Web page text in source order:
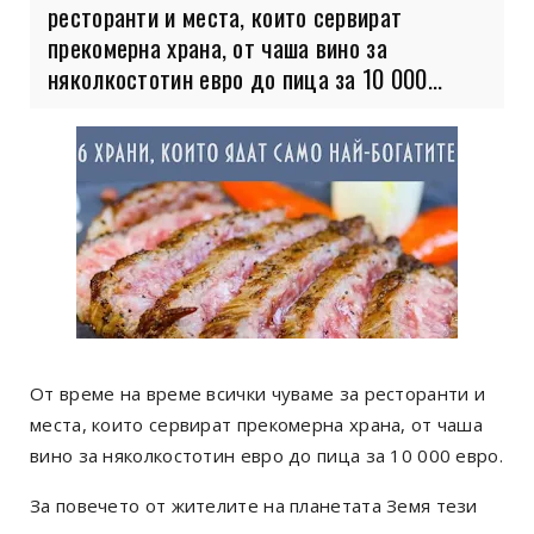
ресторанти и места, които сервират
прекомерна храна, от чаша вино за
няколкостотин евро до пица за 10 000...
От време на време всички чуваме за ресторанти и
места, които сервират прекомерна храна, от чаша
вино за няколкостотин евро до пица за 10 000 евро.
За повечето от жителите на планетата Земя тези